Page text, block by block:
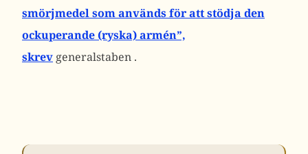
smörjmedel som används för att stödja den
ockuperande (ryska) armén”,
skrevgeneralstaben .